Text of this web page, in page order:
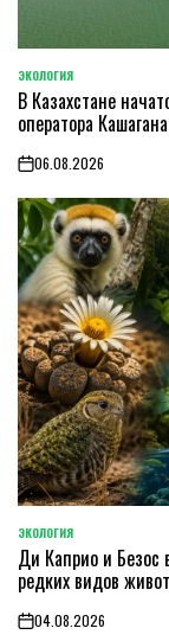
POSTED
IN
ЭКОЛОГИЯ
В Казахстане
оператора Кашагана
on06.08.2026
POSTED
IN
ЭКОЛОГИЯ
Ди Каприо и
редких видов
on04.08.2026